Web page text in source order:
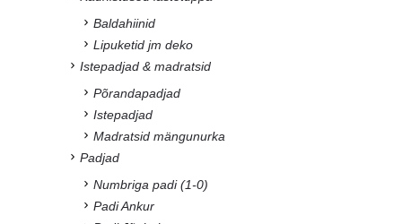
Baldahiinid
Lipuketid jm deko
Istepadjad & madratsid
Põrandapadjad
Istepadjad
Madratsid mängunurka
Padjad
Numbriga padi (1-0)
Padi Ankur